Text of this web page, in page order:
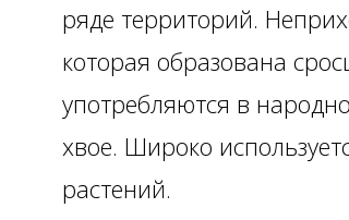
ряде территорий.
которая образована
употребляются в
хвое. Широко
растений.